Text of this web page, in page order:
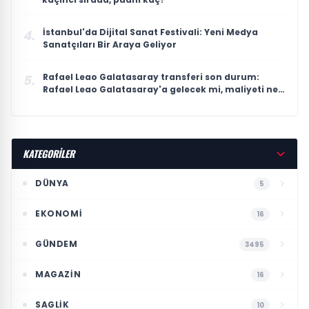
4.
İstanbul'da Dijital Sanat Festivali: Yeni Medya
Sanatçıları Bir Araya Geliyor
5.
Rafael Leao Galatasaray transferi son durum:
Rafael Leao Galatasaray'a gelecek mi, maliyeti ne
KATEGORİLER
DÜNYA 5
EKONOMI 16
GÜNDEM 3495
MAGAZIN 16
SAGLIK 10